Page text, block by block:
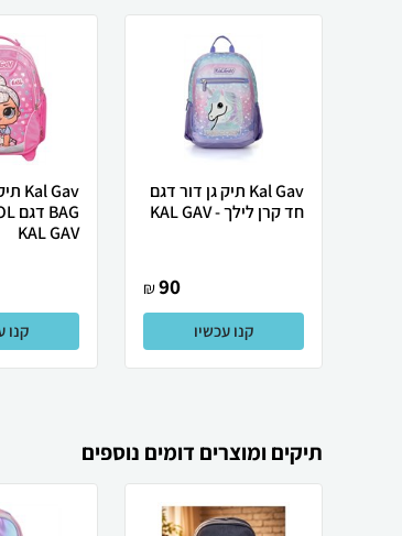
Kal Gav תיק גן דור דגם
חד קרן לילך - KAL GAV
90
₪
קנו עכשיו
KAL GAV
קנו
תיקים ומוצרים דומים נוספים